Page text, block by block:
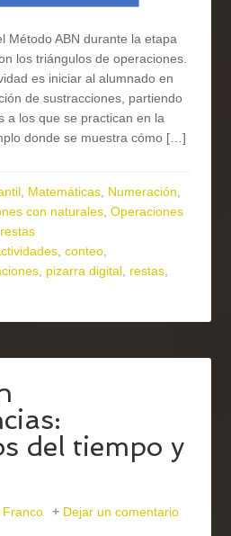
Método ABN durante la etapa
los triángulos de operaciones.
es iniciar al alumnado en
de sustracciones, partiendo
a los que se practican en la
donde se muestra cómo […]
Matemáticas Numeración
con naturales ,Operaciones
,conteo
pizarra digital restas
del tiempo y
Franco Dejar un comentario